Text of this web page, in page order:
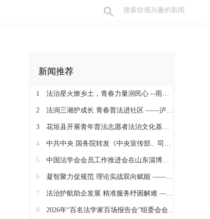
新闻推荐
1 法治星火燎乡土，青春力量润民心 --雨湖区法学会开展青年普法志愿者法治文化基层行活动
2 法润三湘护成长 青春普法进社区 ——泸溪县开展“青年普法志愿者法治文化基层行”活动
3 花垣县开展青年普法志愿者法治文化基层行活动
4 中共中央 国务院转发《中央宣传部、司法部关于开展法治宣传教育的第九个五年规划（2026－2030年）》
5 中国法学会会员工作推进会在山东淄博举办
6 凝智聚力促规范 理论实战双向赋能 ——怀化市法学会警察法学研究会“研究助力公安执法规范化建设”专题研讨会召开
7 法治护航助企发展 精准服务纾困解难 ——花垣县法学会开展法治进企业调研服务活动
8 2026年“百名法学家百场报告会”组委会会议在京召开 陈文清出席会议并讲话